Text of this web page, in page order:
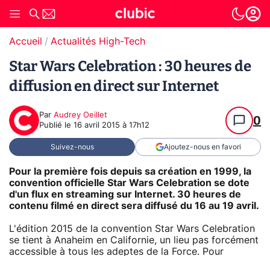
Accueil Actualités High-Tech
Star Wars Celebration : 30 heures de
diffusion en direct sur Internet
Par Audrey Oeillet
Publié le 16 avril 2015 à 17h12 0
Suivez-nous Ajoutez-nous en favori
Pour la première fois depuis sa création en 1999, la
convention officielle Star Wars Celebration se dote
d'un flux en streaming sur Internet. 30 heures de
contenu filmé en direct sera diffusé du 16 au 19 avril.
L'édition 2015 de la convention Star Wars Celebration
se tient à Anaheim en Californie, un lieu pas forcément
accessible à tous les adeptes de la Force. Pour